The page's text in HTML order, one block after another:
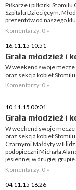
Piłkarze i piłkarki
Szpitalu Dziecięcym.
prezentów od naszego
Komentarzy: 0 »
16.11.15 10:51
Grała młodzież i
W weekend swoje
oraz sekcja kobiet
Komentarzy: 0 »
10.11.15 00:01
Grała młodzież i
W weekend swoje
oraz sekcja kobiet
Czarnymi Małdyty w II
podopieczni Michała
jesiennej w drugiej grupie.
Komentarzy: 0 »
04.11.15 16:26